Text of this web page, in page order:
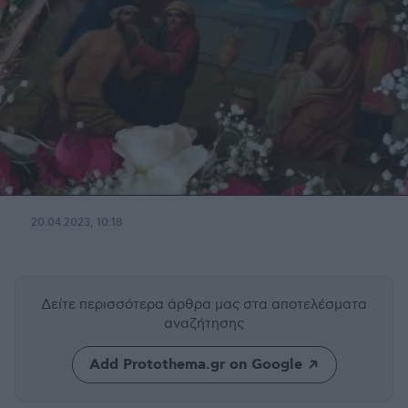
20.04.2023, 10:18
Δείτε περισσότερα άρθρα μας στα αποτελέσματα
αναζήτησης
Add Protothema.gr on Google